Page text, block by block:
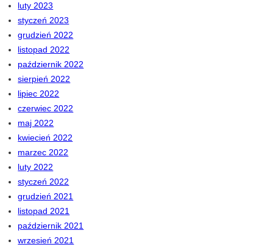
luty 2023
styczeń 2023
grudzień 2022
listopad 2022
październik 2022
sierpień 2022
lipiec 2022
czerwiec 2022
maj 2022
kwiecień 2022
marzec 2022
luty 2022
styczeń 2022
grudzień 2021
listopad 2021
październik 2021
wrzesień 2021